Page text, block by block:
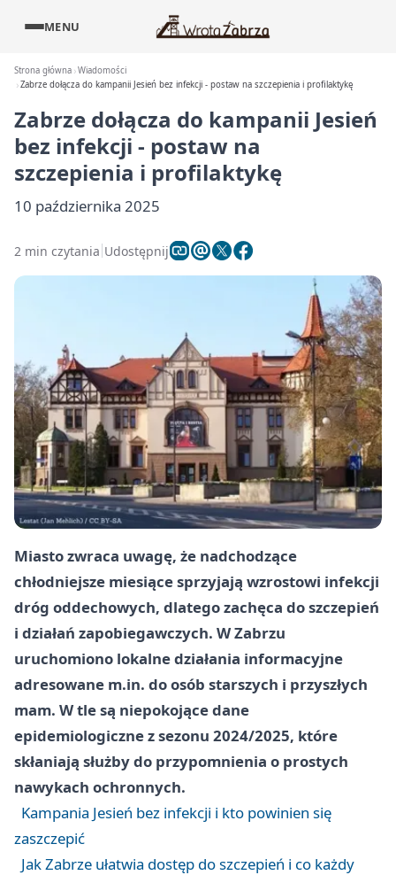
MENU
Strona główna Wiadomości
Zabrze dołącza do kampanii Jesień bez infekcji - postaw na szczepienia i profilaktykę
Zabrze dołącza do kampanii Jesień
bez infekcji - postaw na
szczepienia i profilaktykę
10 października 2025
2 min czytania Udostępnij
Miasto zwraca uwagę, że nadchodzące
chłodniejsze miesiące sprzyjają wzrostowi infekcji
dróg oddechowych, dlatego zachęca do szczepień
i działań zapobiegawczych. W Zabrzu
uruchomiono lokalne działania informacyjne
adresowane m.in. do osób starszych i przyszłych
mam. W tle są niepokojące dane
epidemiologiczne z sezonu 2024/2025, które
skłaniają służby do przypomnienia o prostych
nawykach ochronnych.
Kampania Jesień bez infekcji i kto powinien się
zaszczepić
Jak Zabrze ułatwia dostęp do szczepień i co każdy